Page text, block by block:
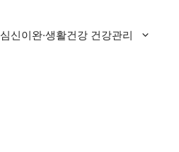
심신이완·생활건강 건강관리